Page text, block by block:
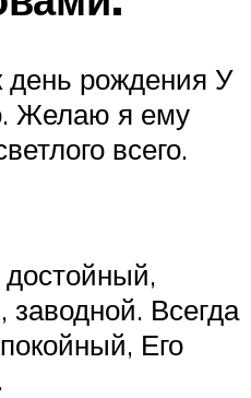
день рождения У
Желаю я ему
всего.
Всегда
Его